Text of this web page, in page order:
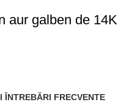
aur galben de 14K
ÎNTREBĂRI FRECVENTE